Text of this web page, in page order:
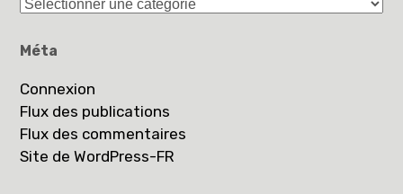
Méta
Connexion
Flux des publications
Flux des commentaires
Site de WordPress-FR